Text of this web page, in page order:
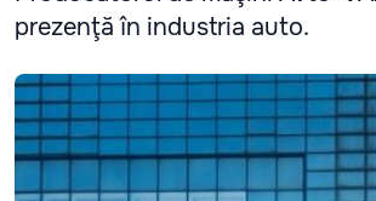
prezenţă în industria auto.